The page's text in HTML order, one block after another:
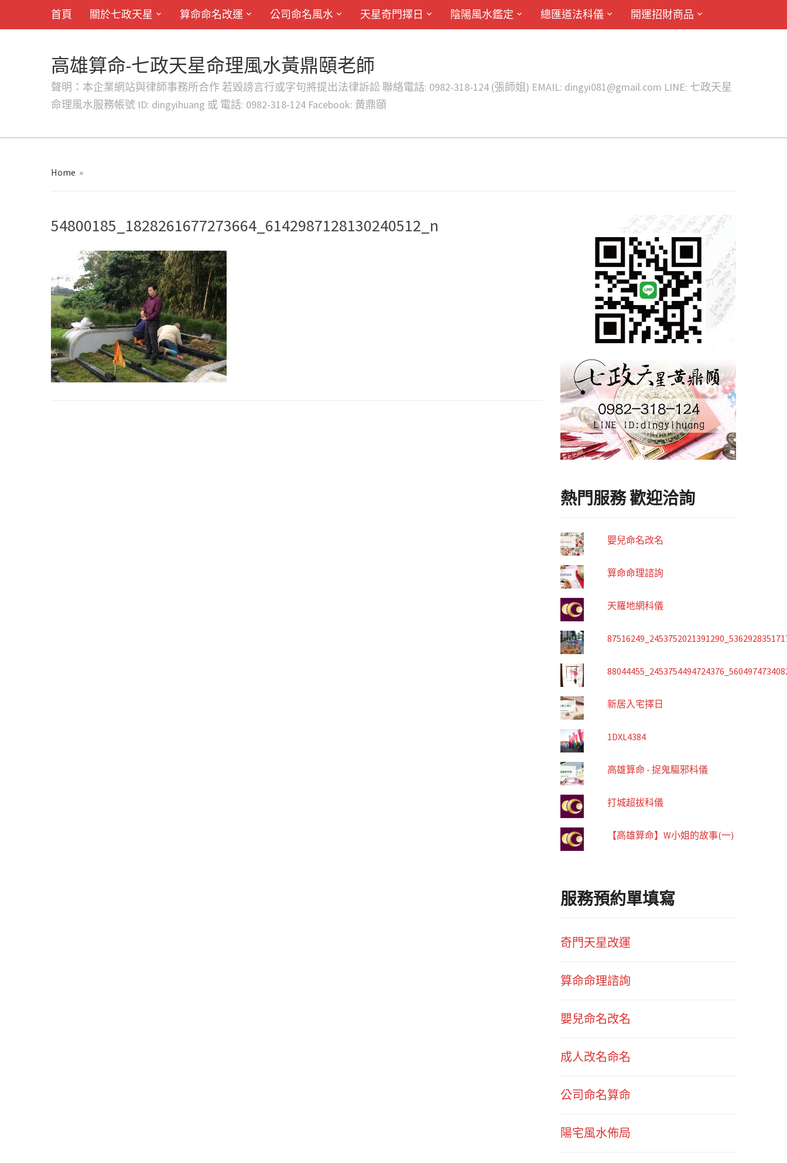
首頁 關於七政天星 算命命名改運 公司命名風水 天星奇門擇日 陰陽風水鑑定 總匯道法科儀 開運招財商品
高雄算命-七政天星命理風水黃鼎頤老師
聲明：本企業網站與律師事務所合作 若毀謗言行或字句將提出法律訴訟 聯絡電話: 0982-318-124 (張師姐) EMAIL: dingyi081@gmail.com LINE: 七政天星
命理風水服務帳號 ID: dingyihuang 或 電話: 0982-318-124 Facebook: 黃鼎頤
Home »
54800185_1828261677273664_6142987128130240512_n
熱門服務 歡迎洽詢
嬰兒命名改名
算命命理諮詢
天羅地網科儀
新居入宅擇日
1DXL4384
高雄算命 - 捉鬼驅邪科儀
打城超拔科儀
【高雄算命】W小姐的故事(一)
服務預約單填寫
奇門天星改運
算命命理諮詢
嬰兒命名改名
成人改名命名
公司命名算命
陽宅風水佈局